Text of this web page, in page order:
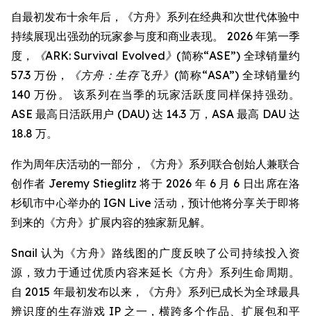
自最初发布十余年后，《方舟》系列在经典和次世代体验中
持续展现出强劲的玩家参与度和商业表现。 2026 年第一季
度，
《ARK: Survival Evolved》 (简称“ASE”) 全球销量约
57.3 万份，
《方舟：生存飞升》 (简称“ASA”) 全球销量约
140 万份。 该系列在当季的玩家活跃度同样保持强劲。
ASE 最高日活跃用户 (DAU) 达 14.3 万，ASA 最高 DAU 达
18.8 万。
作为周年庆活动的一部分，《方舟》系列联合创始人兼联合
创作者 Jeremy Stieglitz 将于 2026 年 6 月 6 日出席在洛
杉矶市中心举办的 IGN Live 活动，预计他将分享关于即将
到来的《方舟》扩展内容的独家新见解。
Snail 认为《方舟》路线图的广度反映了公司持续投入资
源，致力于通过优质内容来延长《方舟》系列生命周期。
自 2015 年最初发布以来，《方舟》系列已成长为全球最具
辨识度的生存游戏 IP 之一，横跨多个作品、扩展包和平